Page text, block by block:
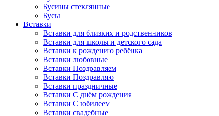
Бусины стеклянные
Бусы
Вставки
Вставки для близких и родственников
Вставки для школы и детского сада
Вставки к рождению ребёнка
Вставки любовные
Вставки Поздравляем
Вставки Поздравляю
Вставки праздничные
Вставки С днём рождения
Вставки С юбилеем
Вставки свадебные